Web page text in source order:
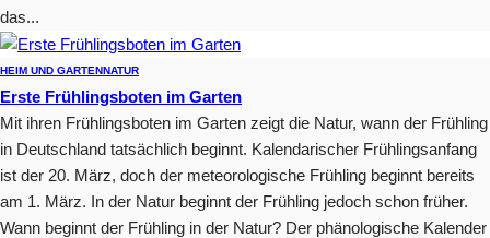
das...
HEIM UND GARTENNATUR
Erste Frühlingsboten im Garten
Mit ihren Frühlingsboten im Garten zeigt die Natur, wann der Frühling
in Deutschland tatsächlich beginnt. Kalendarischer Frühlingsanfang
ist der 20. März, doch der meteorologische Frühling beginnt bereits
am 1. März. In der Natur beginnt der Frühling jedoch schon früher.
Wann beginnt der Frühling in der Natur? Der phänologische Kalender